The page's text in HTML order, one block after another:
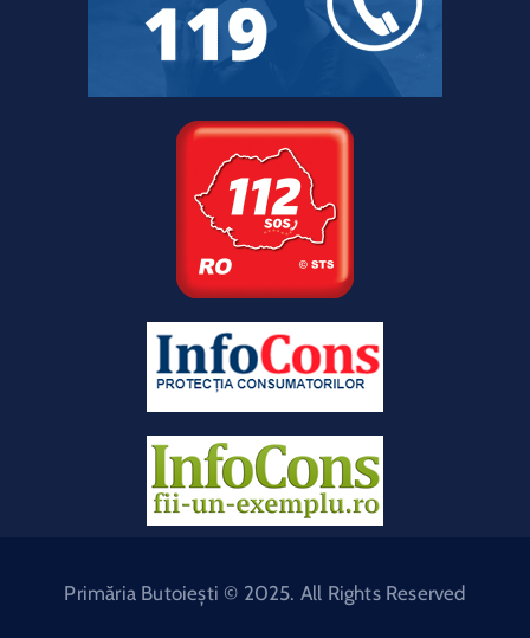
Primăria Butoiești © 2025. All Rights Reserved